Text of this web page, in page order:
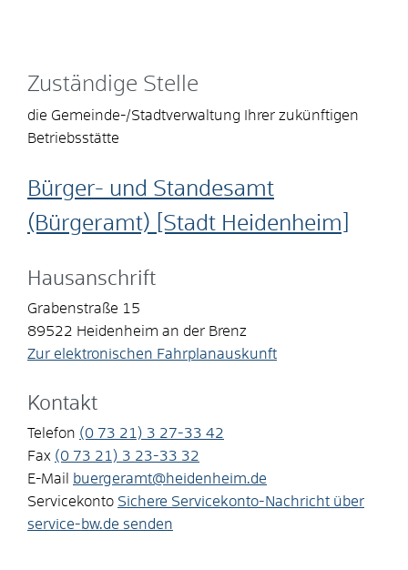
Zuständige Stelle
die Gemeinde-/Stadtverwaltung Ihrer zukünftigen
Betriebsstätte
Bürger- und Standesamt
(Bürgeramt) [Stadt Heidenheim]
Hausanschrift
Grabenstraße 15
89522 Heidenheim an der Brenz
Zur elektronischen Fahrplanauskunft
Kontakt
Telefon (0 73 21) 3 27-33 42
Fax (0 73 21) 3 23-33 32
E-Mail
buergeramt@heidenheim.de
Servicekonto Sichere Servicekonto-Nachricht über
service-bw.de senden